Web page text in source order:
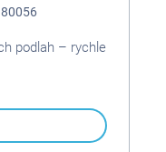
podlah – rychle